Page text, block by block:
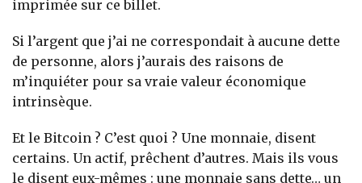
imprimée sur ce billet.
Si l’argent que j’ai ne correspondait à aucune dette
de personne, alors j’aurais des raisons de
m’inquiéter pour sa vraie valeur économique
intrinsèque.
Et le Bitcoin ? C’est quoi ? Une monnaie, disent
certains. Un actif, prêchent d’autres. Mais ils vous
le disent eux-mêmes : une monnaie sans dette… un